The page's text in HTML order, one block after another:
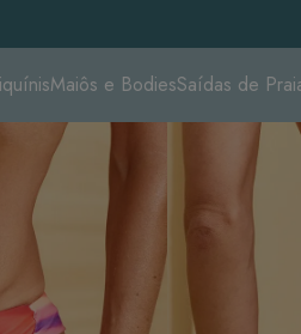
Maiôs e BodiesSaídas de